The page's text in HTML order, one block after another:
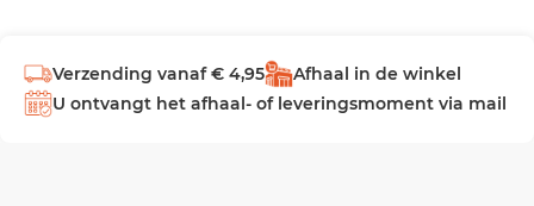
Verzending vanaf € 4,95
Afhaal in de winkel
U ontvangt het afhaal- of leveringsmoment via mail